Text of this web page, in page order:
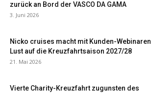
zurück an Bord der VASCO DA GAMA
3. Juni 2026
Nicko cruises macht mit Kunden-Webinaren
Lust auf die Kreuzfahrtsaison 2027/28
21. Mai 2026
Vierte Charity-Kreuzfahrt zugunsten des